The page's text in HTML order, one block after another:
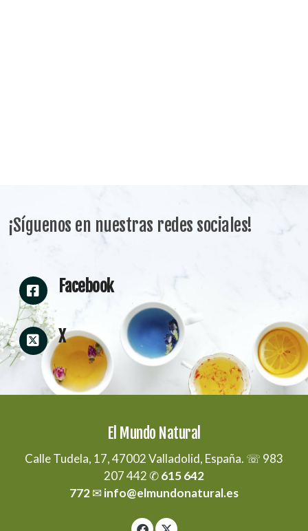
¡Síguenos en nuestras redes sociales!
Facebook
X
El Mundo Natural
Calle Tudela, 17, 47002 Valladolid, España. ☏ 983
207 442 ✆615 642
772✉info@elmundonatural.es